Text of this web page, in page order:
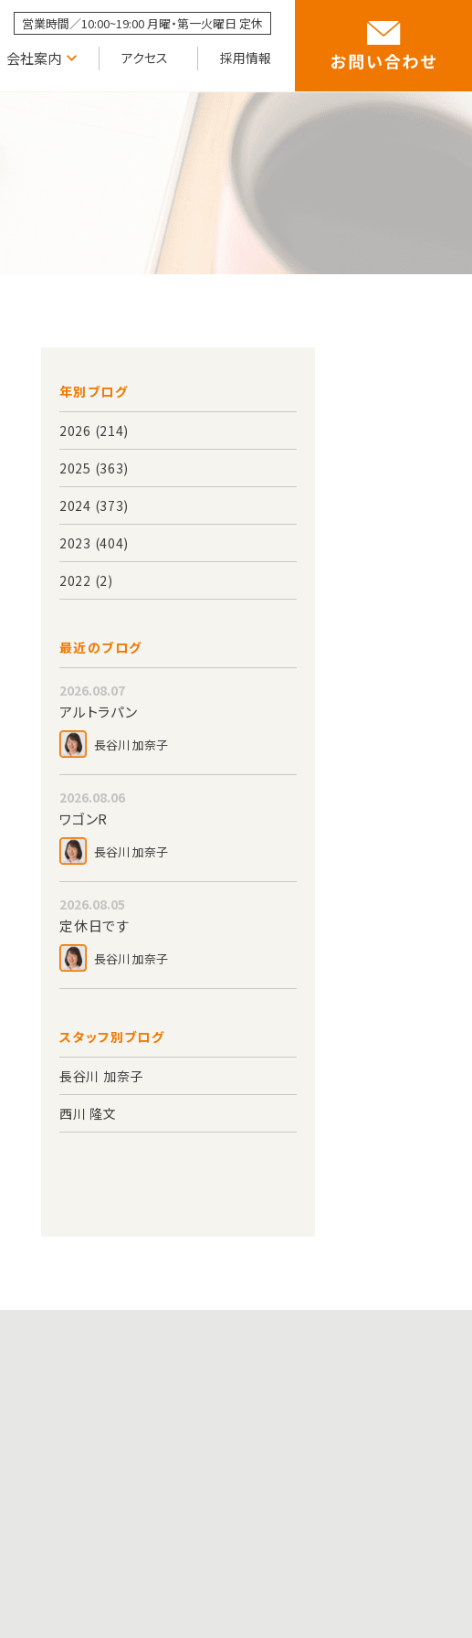
営業時間／10:00~19:00 月曜・第一火曜日 定休
会社案内 アクセス 採用情報
年別ブログ
2026 (214)
2025 (363)
2024 (373)
2023 (404)
2022 (2)
最近のブログ
2026.08.07
アルトラパン
長谷川 加奈子
2026.08.06
ワゴンR
長谷川 加奈子
2026.08.05
定休日です
長谷川 加奈子
スタッフ別ブログ
長谷川 加奈子
西川 隆文